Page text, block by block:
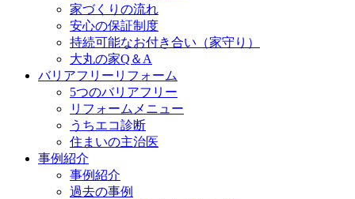
家づくりの流れ
安心の保証制度
持続可能なお付き合い（家守り）
大丸の家Q＆A
バリアフリーリフォーム
5つのバリアフリー
リフォームメニュー
うちエコ診断
住まいの主治医
事例紹介
事例紹介
過去の事例